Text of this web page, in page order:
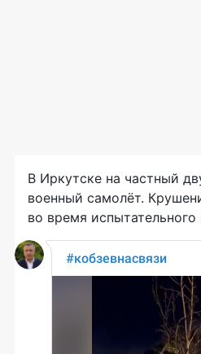
В Иркутске на частный
военный самолёт.
во время испытательного